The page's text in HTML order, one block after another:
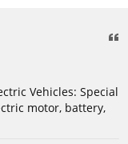
Vehicles: Special
motor, battery,